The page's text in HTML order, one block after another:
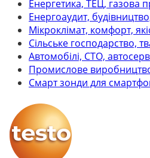
Енергетика, ТЕЦ, газова
Енергоаудит,
Мікроклімат, комфорт,
Сільське господарство,
Автомобілі, СТО,
Промислове
Смарт зонди для